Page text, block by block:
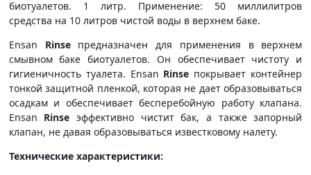
биотуалетов. 1 литр. Применение: 50 миллилитров
средства на 10 литров чистой воды в верхнем баке.
Ensan Rinse предназначен для применения в верхнем
смывном баке биотуалетов. Он обеспечивает чистоту и
гигиеничность туалета. Ensan Rinse покрывает контейнер
тонкой защитной пленкой, которая не дает образовываться
осадкам и обеспечивает бесперебойную работу клапана.
Ensan Rinseэффективно чистит бак, а также запорный
клапан, не давая образовываться известковому налету.
Технические характеристики: